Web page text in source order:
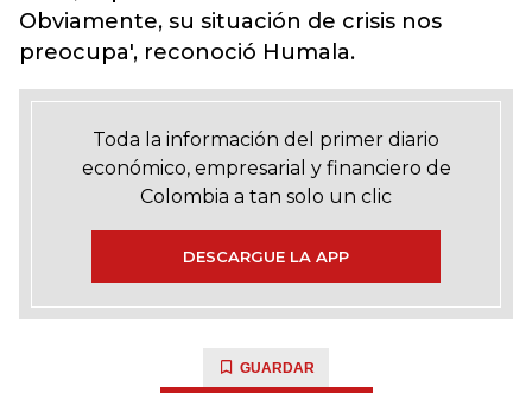
Obviamente, su situación de crisis nos
preocupa', reconoció Humala.
Toda la información del primer diario
económico, empresarial y financiero de
Colombia a tan solo un clic
DESCARGUE LA APP
GUARDAR